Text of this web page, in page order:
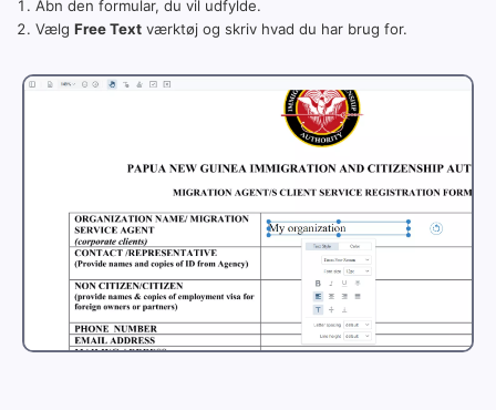
Åbn den formular, du vil udfylde.
Vælg Free Text værktøj og skriv hvad du har brug for.